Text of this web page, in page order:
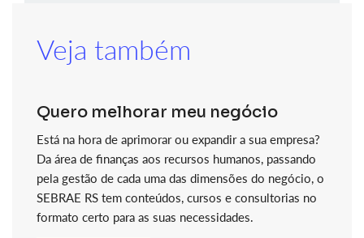
Veja também
Quero melhorar meu negócio
Está na hora de aprimorar ou expandir a sua empresa?
Da área de finanças aos recursos humanos, passando
pela gestão de cada uma das dimensões do negócio, o
SEBRAE RS tem conteúdos, cursos e consultorias no
formato certo para as suas necessidades.